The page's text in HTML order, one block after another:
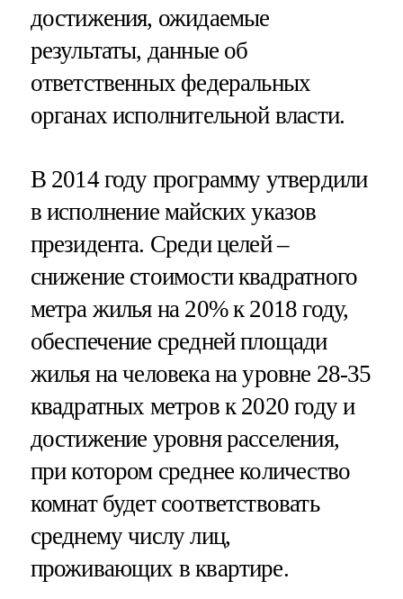
достижения, ожидаемые
результаты, данные об
ответственных федеральных
органах исполнительной власти.
В 2014 году программу утвердили
в исполнение майских указов
президента. Среди целей –
снижение стоимости квадратного
метра жилья на 20% к 2018 году,
обеспечение средней площади
жилья на человека на уровне 28-35
квадратных метров к 2020 году и
достижение уровня расселения,
при котором среднее количество
комнат будет соответствовать
среднему числу лиц,
проживающих в квартире.